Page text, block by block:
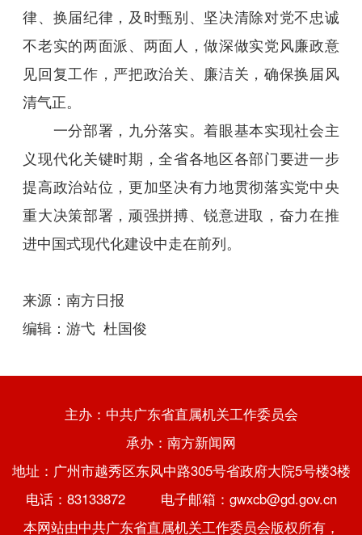
律、换届纪律，及时甄别、坚决清除对党不忠诚
不老实的两面派、两面人，做深做实党风廉政意
见回复工作，严把政治关、廉洁关，确保换届风
清气正。
一分部署，九分落实。着眼基本实现社会主
义现代化关键时期，全省各地区各部门要进一步
提高政治站位，更加坚决有力地贯彻落实党中央
重大决策部署，顽强拼搏、锐意进取，奋力在推
进中国式现代化建设中走在前列。
来源：南方日报
编辑：游弋 杜国俊
主办：中共广东省直属机关工作委员会
承办：南方新闻网
地址：广州市越秀区东风中路305号省政府大院5号楼3楼
电话：83133872 电子邮箱：gwxcb@gd.gov.cn
本网站由中共广东省直属机关工作委员会版权所有，